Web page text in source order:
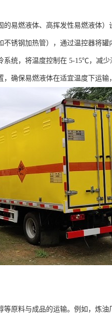
易燃液体、高挥发性易燃液体
锈钢加热管），通过温控器将
统，将温度控制在 5-15℃，减
确保易燃液体在适宜温度下运输
原料与成品的运输。例如，炼